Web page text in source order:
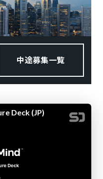
中途募集一覧